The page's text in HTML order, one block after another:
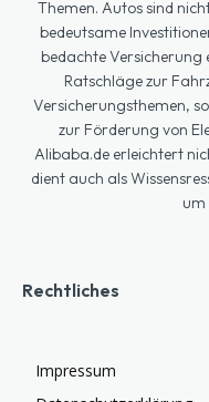
Themen. Autos sind
bedeutsame
bedachte
Ratschläge zur
Versicherungsthemen,
zur Förderung von
Alibaba.de erleichtert
dient auch als
um
Rechtliches
Impressum